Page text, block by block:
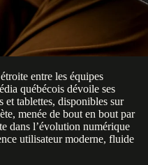
entre les équipes
québécois dévoile ses
et tablettes, disponibles sur
menée de bout en bout par
dans l’évolution numérique
utilisateur moderne, fluide